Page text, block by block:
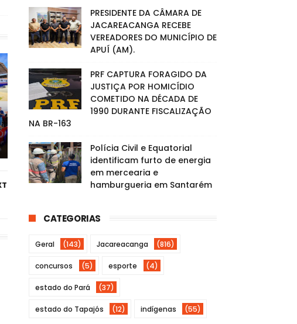
PRESIDENTE DA CÂMARA DE
JACAREACANGA RECEBE
VEREADORES DO MUNICÍPIO DE
APUÍ (AM).
PRF CAPTURA FORAGIDO DA
JUSTIÇA POR HOMICÍDIO
COMETIDO NA DÉCADA DE
1990 DURANTE FISCALIZAÇÃO
NA BR-163
Polícia Civil e Equatorial
identificam furto de energia
em mercearia e
hamburgueria em Santarém
CATEGORIAS
Geral (143) Jacareacanga (816)
concursos (5) esporte (4)
estado do Pará (37)
estado do Tapajós (12) indígenas (55)